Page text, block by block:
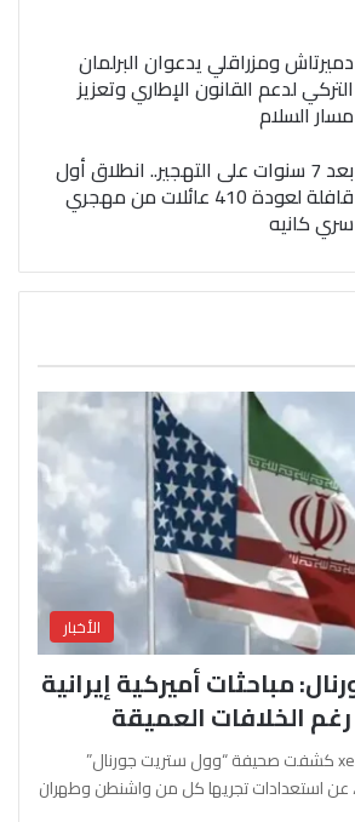
دميرتاش ومزراقلي يدعوان البرلمان
التركي لدعم القانون الإطاري وتعزيز
مسار السلام
بعد 7 سنوات على التهجير.. انطلاق أول
قافلة لعودة 410 عائلات من مهجري
سري كانيه
الأخبار
مباحثات أميركية إيرانية
الخلافات العميقة
آفرين علو ـ xeber24.net كشفت صحيفة “وول ستريت جورنال”
عن استعدادات تجريها كل من واشنطن وطهران